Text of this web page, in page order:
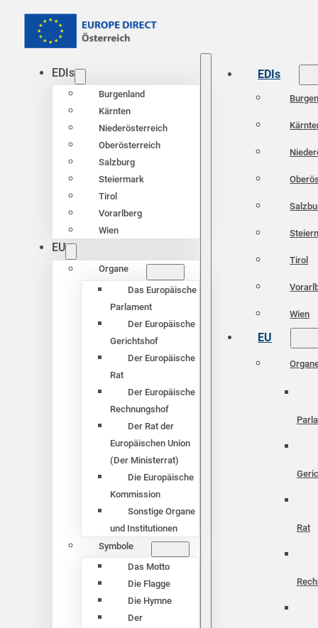
EDIs
Burgenland
Kärnten
Niederösterreich
Oberösterreich
Salzburg
Steiermark
Tirol
Vorarlberg
Wien
EU
Organe
Das Europäische
Parlament
Der Europäische
Gerichtshof
Der Europäische
Rat
Der Europäische
Rechnungshof
Der Rat der
Europäischen Union
(Der Ministerrat)
Die Europäische
Kommission
Sonstige Organe
und Institutionen
Symbole
Das Motto
Die Flagge
Die Hymne
Der
EDIs
Tirol
Wien
EU
Rat